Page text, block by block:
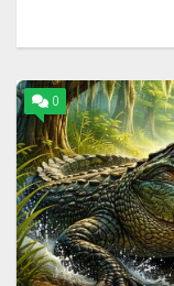
0